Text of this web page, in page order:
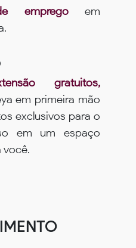
empregoem
gratuitos,
em primeira mão
exclusivos para o
em um espaço
você.